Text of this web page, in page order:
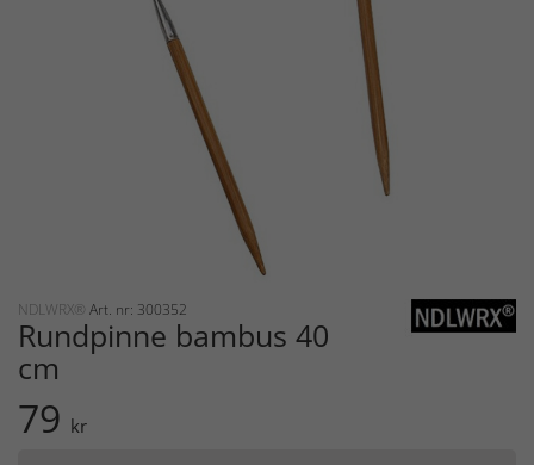
NDLWRX® Art. nr: 300352
Rundpinne bambus 40
cm
79 kr